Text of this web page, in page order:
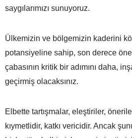
saygılarımızı sunuyoruz.
Ülkemizin ve bölgemizin kaderini
potansiyeline sahip, son derece
çabasının kritik bir adımını daha,
geçirmiş olacaksınız.
Elbette tartışmalar, eleştiriler,
kıymetlidir, katkı vericidir. Ancak